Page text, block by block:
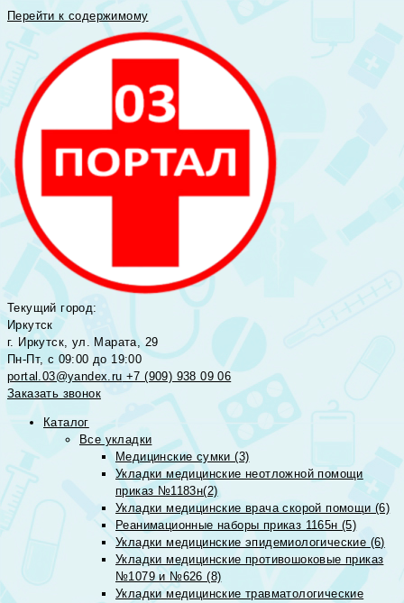
Перейти к содержимому
Текущий город:
Иркутск
г. Иркутск, ул. Марата, 29
Пн-Пт, с 09:00 до 19:00
portal.03@yandex.ru +7 (909) 938 09 06
Заказать звонок
Каталог
Все укладки
Медицинские сумки (3)
Укладки медицинские неотложной помощи
приказ №1183н(2)
Укладки медицинские врача скорой помощи (6)
Реанимационные наборы приказ 1165н (5)
Укладки медицинские эпидемиологические (6)
Укладки медицинские противошоковые приказ
№1079 и №626 (8)
Укладки медицинские травматологические